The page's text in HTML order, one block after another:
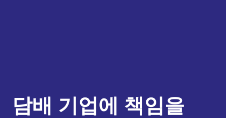
담배 기업에 책임을